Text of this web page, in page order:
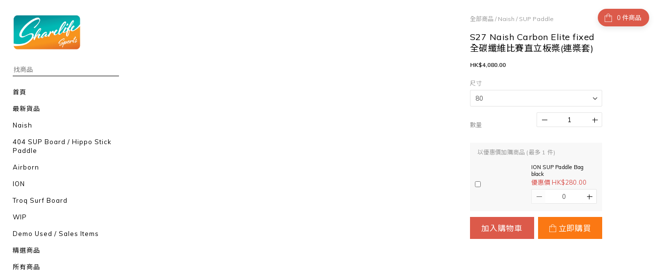
首頁
最新貨品
Naish
404 SUP Board / Hippo Stick
Paddle
Airborn
ION
Troq Surf Board
WIP
Demo Used / Sales Items
精選商品
所有商品
件商品
全部商品 / Naish / SUP Paddle
S27 Naish Carbon Elite fixed
全碳纖維比賽直立板槳(連槳套)
HK$4,080.00
尺寸
數量
以優惠價加購商品 (最多 1 件)
ION SUP Paddle Bag
black
優惠價 HK$280.00
加入購物車 立即購買